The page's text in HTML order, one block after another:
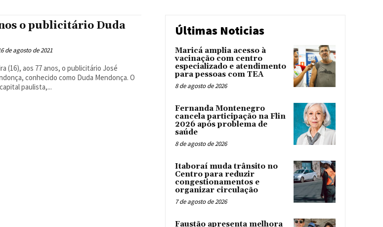
o publicitário Duda
de agosto de 2021
(16), aos 77 anos, o publicitário José
conhecido como Duda Mendonça. O
paulista,...
Últimas Noticias
Maricá amplia acesso à
vacinação com centro
especializado e atendimento
para pessoas com TEA
8 de agosto de 2026
Fernanda Montenegro
cancela participação na Flin
2026 após problema de
saúde
8 de agosto de 2026
Itaboraí muda trânsito no
Centro para reduzir
congestionamentos e
organizar circulação
7 de agosto de 2026
Faustão apresenta melhora